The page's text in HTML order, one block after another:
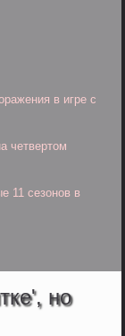
в игре с
четвертом
11 сезонов в
но